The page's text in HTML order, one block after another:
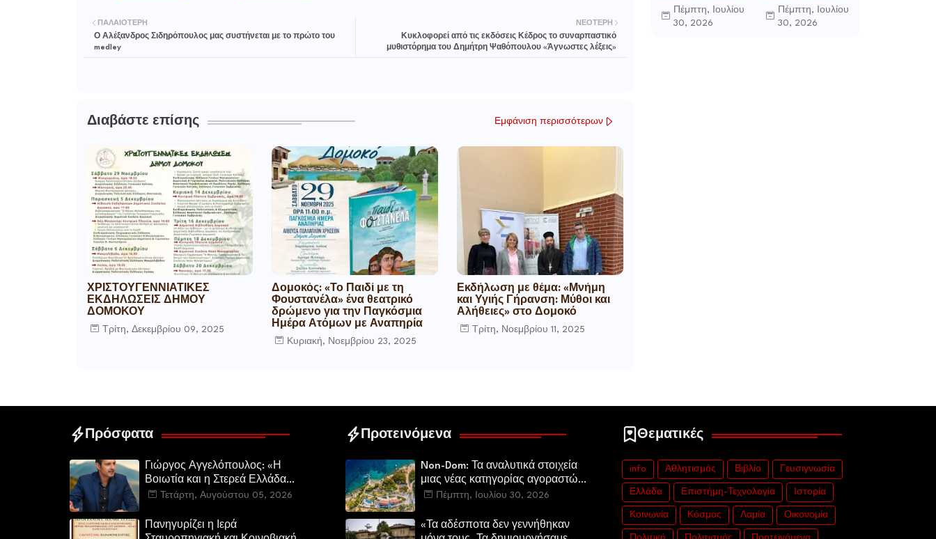
ΝΕΌΤΕΡΗ
Κυκλοφορεί από τις εκδόσεις Κέδρος το συναρπαστικό
μυθιστόρημα του Δημήτρη Ψαθόπουλου «Άγνωστες λέξεις»
ΠΑΛΑΙΌΤΕΡΗ
Ο Αλέξανδρος Σιδηρόπουλος μας συστήνεται με το πρώτο του
medley
Διαβάστε επίσης Εμφάνιση περισσότερων
ΧΡΙΣΤΟΥΓΕΝΝΙΑΤΙΚΕΣ
ΕΚΔΗΛΩΣΕΙΣ ΔΗΜΟΥ
ΔΟΜΟΚΟΥ
Τρίτη, Δεκεμβρίου 09, 2025
Δομοκός: «Το Παιδί με τη
Φουστανέλα» ένα θεατρικό
δρώμενο για την Παγκόσμια
Ημέρα Ατόμων με Αναπηρία
Κυριακή, Νοεμβρίου 23, 2025
Εκδήλωση με θέμα: «Μνήμη
και Υγιής Γήρανση: Μύθοι και
Αλήθειες» στο Δομοκό
Τρίτη, Νοεμβρίου 11, 2025
Gema το
μυθιστόρημα του
Πέμπτη, Ιουλίου
30, 2026
Επίμετρο το
αστυνομικό
Πέμπτη, Ιουλίου
30, 2026
Πρόσφατα
Γιώργος Αγγελόπουλος: «Η
Βοιωτία και η Στερεά Ελλάδα
καίγεται. Η Κυβέρνηση και η
αυτοθαυμάζονται.»
Τετάρτη, Αυγούστου 05, 2026
Πανηγυρίζει η Ιερά
Προτεινόμενα
Non-Dom: Τα αναλυτικά στοιχεία
μιας νέας κατηγορίας αγοραστών
στην ελληνική αγορά πολυτελών
Πέμπτη, Ιουλίου 30, 2026
«Τα αδέσποτα δεν γεννήθηκαν
Θεματικές
info Αθλητισμός Βιβλίο Γευσιγνωσία
Ελλάδα Επιστήμη-Τεχνολογία Ιστορία
Κοινωνία Κόσμος Λαμία Οικονομία